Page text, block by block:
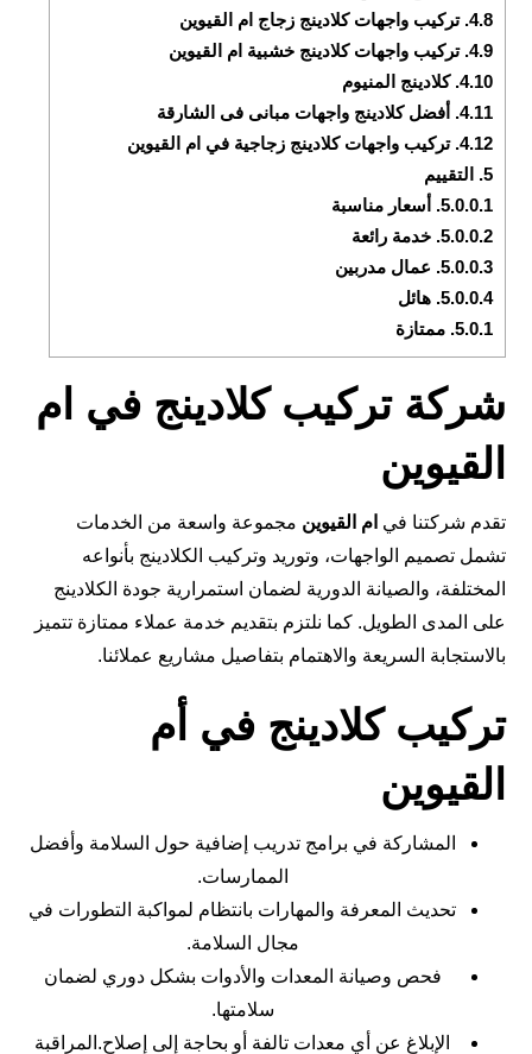
4.8. تركيب واجهات كلادينج زجاج ام القيوين
4.9. تركيب واجهات كلادينج خشبية ام القيوين
4.10. كلادينج المنيوم
4.11. أفضل كلادينج واجهات مبانى فى الشارقة
4.12. تركيب واجهات كلادينج زجاجية في ام القيوين
5.
التقييم
5.0.0.1. أسعار مناسبة
5.0.0.2. خدمة رائعة
5.0.0.3. عمال مدربين
5.0.0.4. هائل
5.0.1. ممتازة
شركة تركيب كلادينج في ام
القيوين
تقدم شركتنا في ام القيوين مجموعة واسعة من الخدمات
تشمل تصميم الواجهات، وتوريد وتركيب الكلادينج بأنواعه
المختلفة، والصيانة الدورية لضمان استمرارية جودة الكلادينج
على المدى الطويل. كما نلتزم بتقديم خدمة عملاء ممتازة تتميز
بالاستجابة السريعة والاهتمام بتفاصيل مشاريع عملائنا.
تركيب كلادينج في أم
القيوين
المشاركة في برامج تدريب إضافية حول السلامة وأفضل
الممارسات.
تحديث المعرفة والمهارات بانتظام لمواكبة التطورات في
مجال السلامة.
فحص وصيانة المعدات والأدوات بشكل دوري لضمان
سلامتها.
الإبلاغ عن أي معدات تالفة أو بحاجة إلى إصلاح.المراقبة